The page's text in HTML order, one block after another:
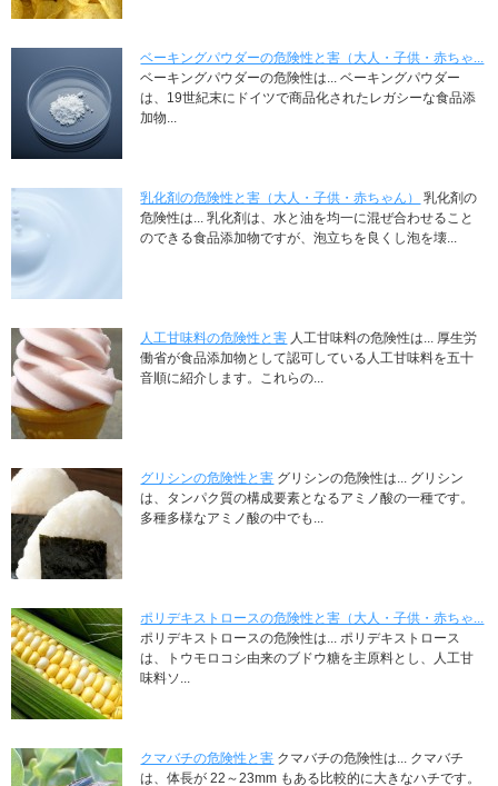
ベーキングパウダーの危険性と害（大人・子供・赤ちゃ...
ベーキングパウダーの危険性は... ベーキングパウダー
は、19世紀末にドイツで商品化されたレガシーな食品添
加物...
乳化剤の危険性と害（大人・子供・赤ちゃん）
乳化剤の
危険性は... 乳化剤は、水と油を均一に混ぜ合わせること
のできる食品添加物ですが、泡立ちを良くし泡を壊...
人工甘味料の危険性と害 人工甘味料の危険性は... 厚生労
働省が食品添加物として認可している人工甘味料を五十
音順に紹介します。これらの...
グリシンの危険性と害 グリシンの危険性は... グリシン
は、タンパク質の構成要素となるアミノ酸の一種です。
多種多様なアミノ酸の中でも...
ポリデキストロースの危険性と害（大人・子供・赤ちゃ...
ポリデキストロースの危険性は... ポリデキストロース
は、トウモロコシ由来のブドウ糖を主原料とし、人工甘
味料ソ...
クマバチの危険性と害 クマバチの危険性は... クマバチ
は、体長が 22～23mm もある比較的に大きなハチです。